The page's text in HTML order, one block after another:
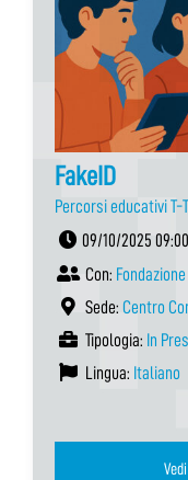
FakeID
Percorsi educativi T-
09/10/2025 09:00
Con:
Sede: Centro
Tipologia: In
Lingua: Italiano